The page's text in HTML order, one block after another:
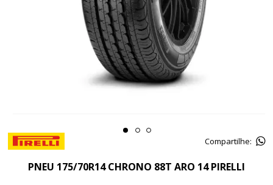
Compartilhe:
PNEU 175/70R14 CHRONO 88T ARO 14 PIRELLI